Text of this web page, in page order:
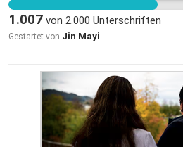
non è garantita una
suo marito e i suoi figli.
Svizzera perché è un luogo
la sua famiglia sin da
grata della possibilità che è
sua famiglia di potersi
luogo dove si sente al sicuro
1.007 von 2.000 Unterschriften
Gestartet von Jin Mayi